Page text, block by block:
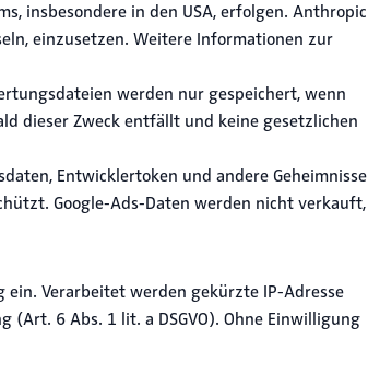
insbesondere in den USA, erfolgen. Anthropic
einzusetzen. Weitere Informationen zur
werden nur gespeichert, wenn
dieser Zweck entfällt und keine gesetzlichen
Entwicklertoken und andere Geheimnisse
Google-Ads-Daten werden nicht verkauft,
Verarbeitet werden gekürzte IP-Adresse
6 Abs. 1 lit. a DSGVO). Ohne Einwilligung